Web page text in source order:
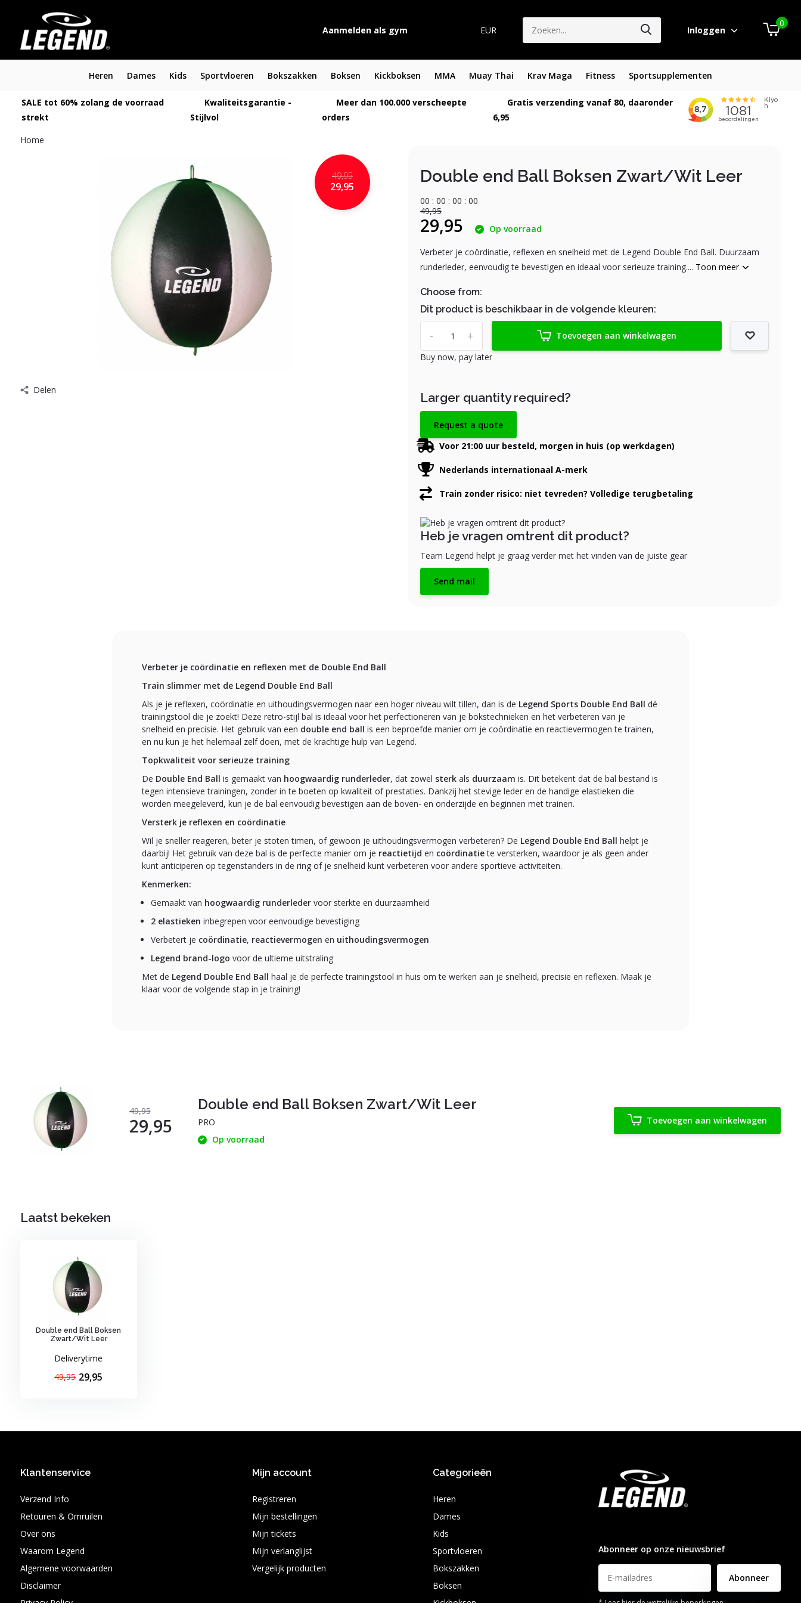
Aanmelden als gym EUR Inloggen
0
Heren Dames Kids Sportvloeren Bokszakken Boksen Kickboksen MMA Muay Thai Krav Maga Fitness Sportsupplementen
SALE tot 60% zolang de voorraad
strekt
Kwaliteitsgarantie -
Stijlvol
Meer dan 100.000 verscheepte
orders
Gratis verzending vanaf 80, daaronder
6,95
Home
49,95
29,95
Delen
Double end Ball Boksen Zwart/Wit Leer
00 : 00 : 00 : 00
49,95
29,95 Op voorraad
Verbeter je coördinatie, reflexen en snelheid met de Legend Double End Ball. Duurzaam
runderleder, eenvoudig te bevestigen en ideaal voor serieuze training.... Toon meer
Choose from:
Dit product is beschikbaar in de volgende kleuren:
+
-
Toevoegen aan winkelwagen
Buy now, pay later
Larger quantity required?
Request a quote
Voor 21:00 uur besteld, morgen in huis (op werkdagen)
Nederlands internationaal A-merk
Train zonder risico: niet tevreden? Volledige terugbetaling
Heb je vragen omtrent dit product?
Team Legend helpt je graag verder met het vinden van de juiste gear
Send mail
Verbeter je coördinatie en reflexen met de Double End Ball
Train slimmer met de Legend Double End Ball
Als je je reflexen, coördinatie en uithoudingsvermogen naar een hoger niveau wilt tillen, dan is de Legend Sports Double End Ball dé
trainingstool die je zoekt! Deze retro-stijl bal is ideaal voor het perfectioneren van je bokstechnieken en het verbeteren van je
snelheid en precisie. Het gebruik van een double end ball is een beproefde manier om je coördinatie en reactievermogen te trainen,
en nu kun je het helemaal zelf doen, met de krachtige hulp van Legend.
Topkwaliteit voor serieuze training
De Double End Ball is gemaakt van hoogwaardig runderleder, dat zowel sterk als duurzaam is. Dit betekent dat de bal bestand is
tegen intensieve trainingen, zonder in te boeten op kwaliteit of prestaties. Dankzij het stevige leder en de handige elastieken die
worden meegeleverd, kun je de bal eenvoudig bevestigen aan de boven- en onderzijde en beginnen met trainen.
Versterk je reflexen en coördinatie
Wil je sneller reageren, beter je stoten timen, of gewoon je uithoudingsvermogen verbeteren? De Legend Double End Ball helpt je
daarbij! Het gebruik van deze bal is de perfecte manier om je reactietijd en coördinatiete versterken, waardoor je als geen ander
kunt anticiperen op tegenstanders in de ring of je snelheid kunt verbeteren voor andere sportieve activiteiten.
Kenmerken:
Gemaakt van hoogwaardig runderleder voor sterkte en duurzaamheid
2 elastieken inbegrepen voor eenvoudige bevestiging
Verbetert je coördinatie, reactievermogen en uithoudingsvermogen
Legend brand-logo voor de ultieme uitstraling
Met de Legend Double End Ball haal je de perfecte trainingstool in huis om te werken aan je snelheid, precisie en reflexen. Maak je
klaar voor de volgende stap in je training!
49,95
29,95
Double end Ball Boksen Zwart/Wit Leer
PRO
Op voorraad
Toevoegen aan winkelwagen
Laatst bekeken
Double end Ball Boksen
Zwart/Wit Leer
Deliverytime
49,95 29,95
Klantenservice
Verzend Info
Retouren & Omruilen
Over ons
Waarom Legend
Algemene voorwaarden
Disclaimer
Mijn account
Registreren
Mijn bestellingen
Mijn tickets
Mijn verlanglijst
Vergelijk producten
Categorieën
Heren
Dames
Kids
Sportvloeren
Bokszakken
Boksen
Abonneer op onze nieuwsbrief
Abonneer